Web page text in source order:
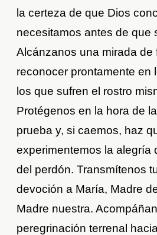
la certeza de que Dios
necesitamos antes de que
Alcánzanos una mirada de
reconocer prontamente en
los que sufren el rostro
Protégenos en la hora de
prueba y, si caemos, haz
experimentemos la alegría
del perdón. Transmítenos
devoción a María, Madre
Madre nuestra.
peregrinación terrenal